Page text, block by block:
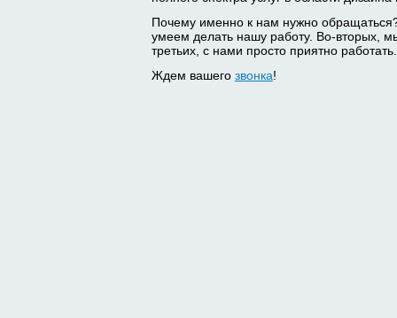
Почему именно к нам нужно
умеем делать нашу работу. Во-вторых,
третьих, с нами просто приятно работать.
Ждем вашего звонка!